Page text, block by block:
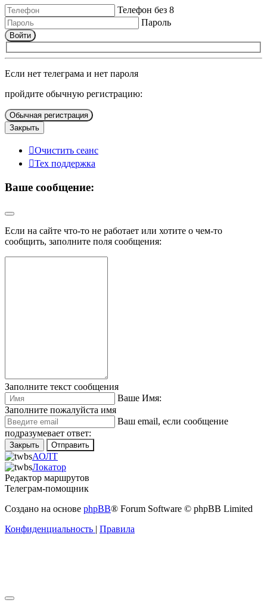
Телефон без 8
Пароль
Войти
Если нет телеграма и нет пароля
пройдите обычную регистрацию:
Обычная регистрация
Закрыть
Очистить сеанс
Тех поддержка
Ваше сообщение:
Если на сайте что-то не работает или хотите о чем-то
сообщить, заполните поля сообщения:
Заполните текст сообщения
Ваше Имя:
Заполните пожалуйста имя
Ваш еmail, если сообщение
подразумевает ответ:
Закрыть Отправить
АОЛТ
Локатор
Редактор маршрутов
Телеграм-помощник
Создано на основе phpBB® Forum Software © phpBB Limited
Конфиденциальность | Правила